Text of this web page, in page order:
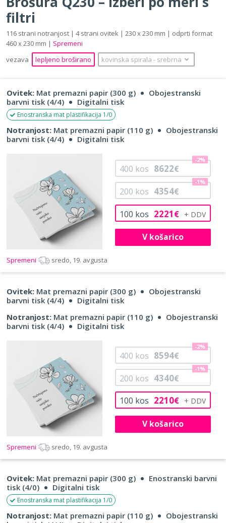
filtri
116 strani notranjost | 4 strani ovitek | 230 x 230 mm | odprti format
460 x 230 mm | Spremeni
vezava
lepljeno broširano kovinska spirala ‐ srebrna
Ovitek: Mat premazni papir (300 g)
Obojestranski
barvni tisk (4/4)
Digitalni tisk
Enostranska mat plastifikacija 1/0
Notranjost: Mat premazni papir (110 g)
Obojestranski
barvni tisk (4/4)
Digitalni tisk
100 kos 2221€
200 kos 4354€
-1%
400 kos 8622€
-2%
V košarico
Spremeni sredo, 19. avgusta
Ovitek: Mat premazni papir (300 g)
Obojestranski
barvni tisk (4/4)
Digitalni tisk
Notranjost: Mat premazni papir (110 g)
Obojestranski
barvni tisk (4/4)
Digitalni tisk
100 kos 2210€
200 kos 4340€
-1%
400 kos 8594€
-2%
V košarico
Spremeni sredo, 19. avgusta
Ovitek: Mat premazni papir (300 g)
Enostranski barvni
tisk (4/0)
Digitalni tisk
Enostranska mat plastifikacija 1/0
Notranjost: Mat premazni papir (110 g)
Obojestranski